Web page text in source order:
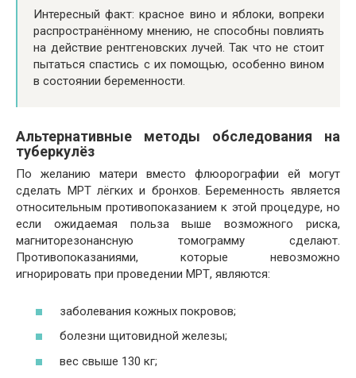
Интересный факт: красное вино и яблоки, вопреки
распространённому мнению, не способны повлиять
на действие рентгеновских лучей. Так что не стоит
пытаться спастись с их помощью, особенно вином
в состоянии беременности.
Альтернативные методы обследования на
туберкулёз
По желанию матери вместо флюорографии ей могут
сделать МРТ лёгких и бронхов. Беременность является
относительным противопоказанием к этой процедуре, но
если ожидаемая польза выше возможного риска,
магниторезонансную томограмму сделают.
Противопоказаниями, которые невозможно
игнорировать при проведении МРТ, являются:
заболевания кожных покровов;
болезни щитовидной железы;
вес свыше 130 кг;